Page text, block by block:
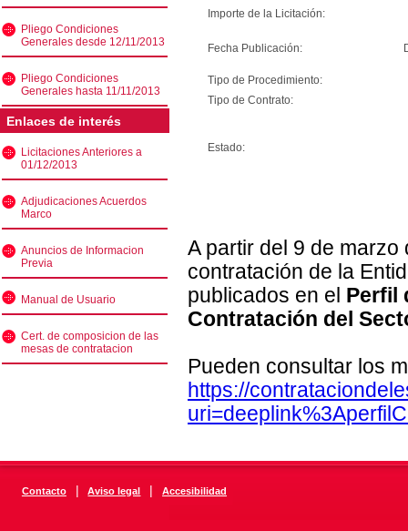
Pliego Condiciones
Generales desde 12/11/2013
Pliego Condiciones
Generales hasta 11/11/2013
Enlaces de interés
Licitaciones Anteriores a
01/12/2013
Adjudicaciones Acuerdos
Marco
Anuncios de Informacion
Previa
Manual de Usuario
Cert. de composicion de las
mesas de contratacion
Importe de la Licitación:
Fecha Publicación:
Tipo de Procedimiento:
Tipo de Contrato:
Estado:
A partir del 9 de
contratación de la
publicados en el Perfil
Contratación del
Pueden consultar los
https://
Contacto | Aviso legal | Accesibilidad